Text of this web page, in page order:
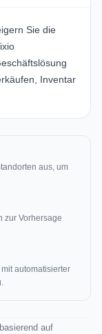
Sie die
Inventar
aus, um
zur Vorhersage
automatisierter
auf